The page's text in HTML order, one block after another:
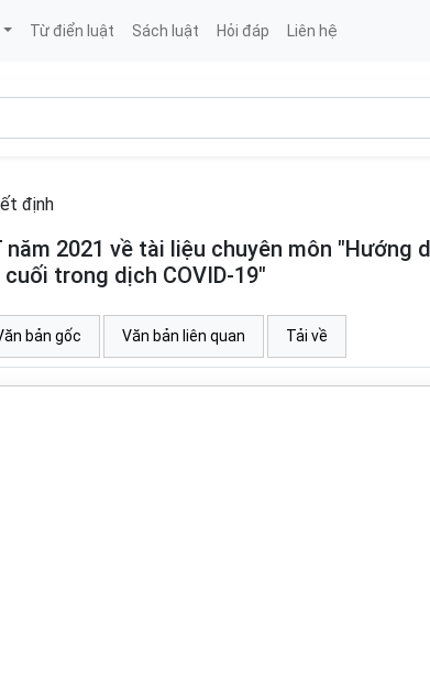
Từ điển luật Sách luật Hỏi đáp Liên hệ
định
2021 về tài liệu chuyên môn "Hướng
trong dịch COVID-19"
bản gốc Văn bản liên quan Tải về